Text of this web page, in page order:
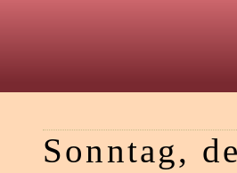
Sonntag,